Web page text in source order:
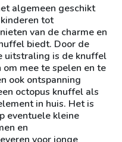
algemeen geschikt
tot
van de charme en
biedt. Door de
uitstraling is de knuffel
mee te spelen en te
ook ontspanning
octopus knuffel als
in huis. Het is
eventuele kleine
en